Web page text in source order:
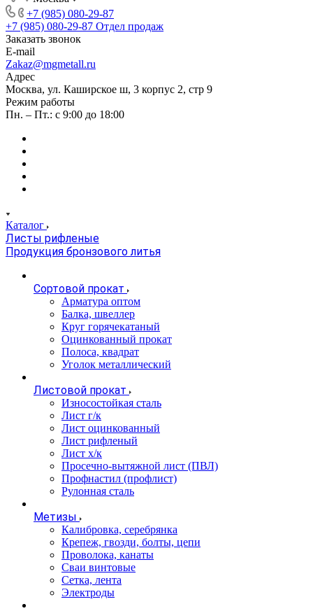
+7 (985) 080-29-87
+7 (985) 080-29-87 Отдел продаж
Заказать звонок
E-mail
Zakaz@mgmetall.ru
Адрес
Москва, ул. Каширское ш, 3 корпус 2, стр 9
Режим работы
Пн. – Пт.: с 9:00 до 18:00
Каталог
Листы рифленые
Продукция бронзового литья
Сортовой прокат
Арматура оптом
Балка, швеллер
Круг горячекатаный
Оцинкованный прокат
Полоса, квадрат
Уголок металлический
Листовой прокат
Износостойкая сталь
Лист г/к
Лист оцинкованный
Лист рифленый
Лист х/к
Просечно-вытяжной лист (ПВЛ)
Профнастил (профлист)
Рулонная сталь
Метизы
Калибровка, серебрянка
Крепеж, гвозди, болты, цепи
Проволока, канаты
Сваи винтовые
Сетка, лента
Электроды